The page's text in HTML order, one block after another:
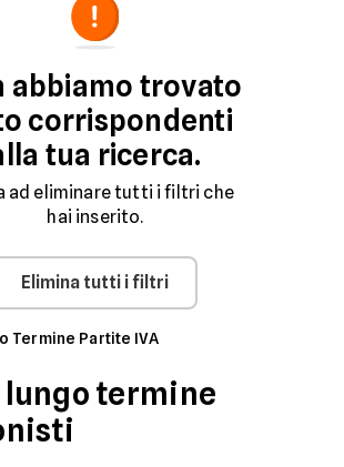
Inclusi
Noleggio
abbiamo trovato
corrispondenti
tua ricerca.
ad eliminare tutti i filtri che
hai inserito.
Elimina tutti i filtri
Termine Partite IVA
termine